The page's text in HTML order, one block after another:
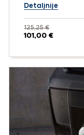
Detaljnije
125,25 €
101,00 €